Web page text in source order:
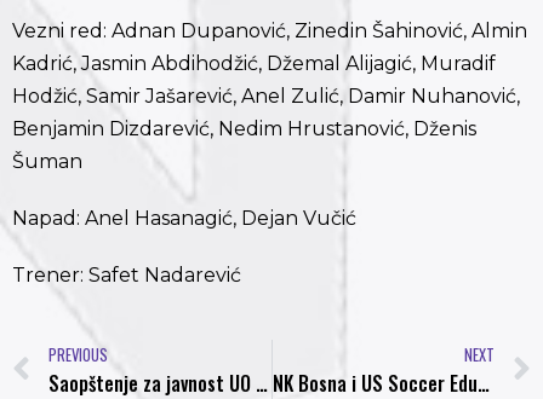
Vezni red: Adnan Dupanović, Zinedin Šahinović, Almin
Kadrić, Jasmin Abdihodžić, Džemal Alijagić, Muradif
Hodžić, Samir Jašarević, Anel Zulić, Damir Nuhanović,
Benjamin Dizdarević, Nedim Hrustanović, Dženis
Šuman
Napad: Anel Hasanagić, Dejan Vučić
Trener: Safet Nadarević
PREVIOUS
Saopštenje za javnost UO NK Bosna Visoko
NEXT
NK Bosna i US Soccer Education iz Denvera ozvaničili svoju dugogodišnju plodnu saradnju